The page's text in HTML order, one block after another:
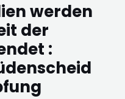
werden
der
: